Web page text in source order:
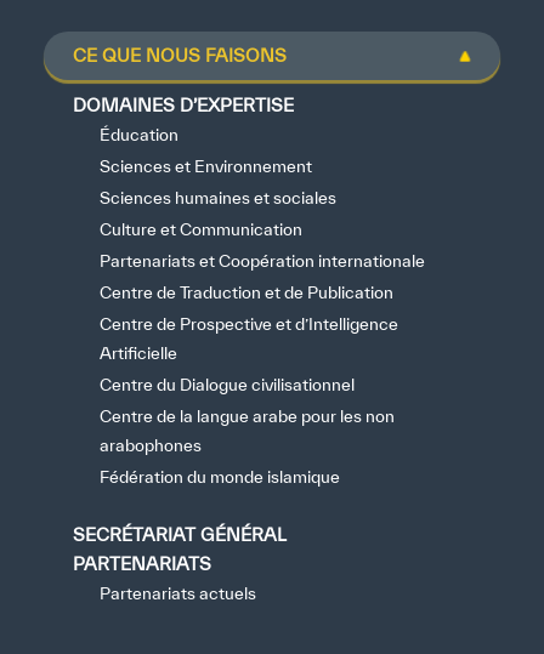
CE QUE NOUS FAISONS
DOMAINES D’EXPERTISE
Éducation
Sciences et Environnement
Sciences humaines et sociales
Culture et Communication
Partenariats et Coopération internationale
Centre de Traduction et de Publication
Centre de Prospective et d’Intelligence
Artificielle
Centre du Dialogue civilisationnel
Centre de la langue arabe pour les non
arabophones
Fédération du monde islamique
SECRÉTARIAT GÉNÉRAL
PARTENARIATS
Partenariats actuels